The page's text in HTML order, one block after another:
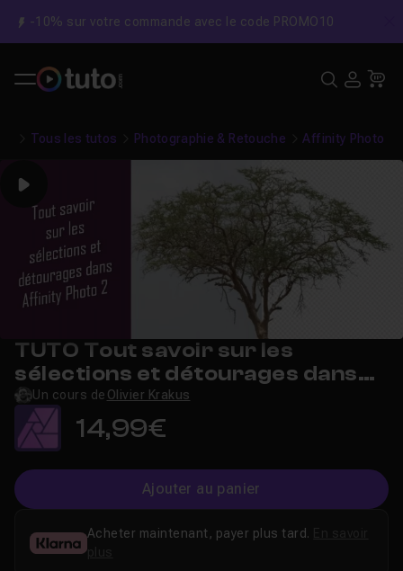
-10% sur votre commande avec le code PROMO10
Tous les tutos Photographie & Retouche Affinity Photo
Play
TUTO Tout savoir sur les
sélections et détourages dans
Affinity Photo 2
Un cours de Olivier Krakus
14,99€
Ajouter au panier
Acheter maintenant, payer plus tard.
plus